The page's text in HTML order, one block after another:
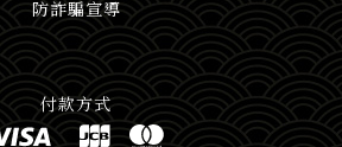
付款方式
防詐騙宣導